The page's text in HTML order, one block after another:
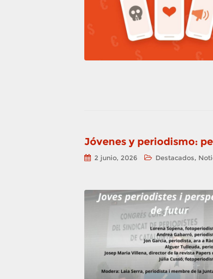
Jóvenes y periodismo:
2 junio, 2026 Destacados,